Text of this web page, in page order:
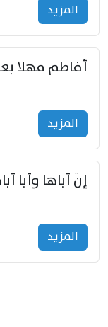
المزید
المزید
إنّ أباها وأبا
المزید